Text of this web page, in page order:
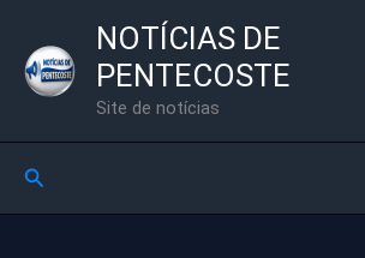
para
NOTÍCIAS DE
PENTECOSTE
Site de notícias
Pesquisar